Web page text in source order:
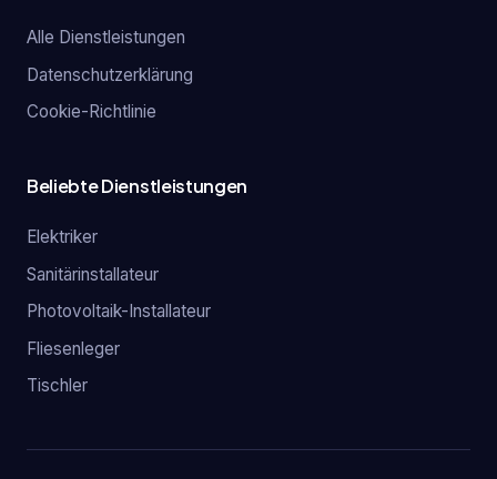
Alle Dienstleistungen
Datenschutzerklärung
Cookie-Richtlinie
Beliebte Dienstleistungen
Elektriker
Sanitärinstallateur
Photovoltaik-Installateur
Fliesenleger
Tischler